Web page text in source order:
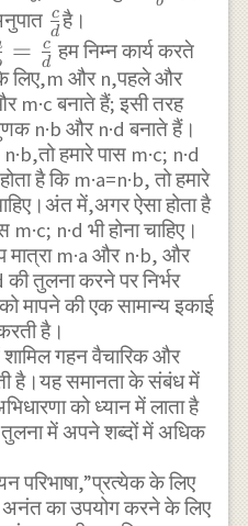
\frac{c}
{d}
d
c है।
= d
c हम निम्न कार्य करते
के लिए,m और n,पहले और
m·c बनाते हैं; इसी तरह
n·b और n·d बनाते हैं।
हमारे पास m·c; n·d
है कि m·a=n·b, तो हमारे
में,अगर ऐसा होता है
m·c; n·d भी होना चाहिए।
मात्रा m·a और n·b, और
की तुलना करने पर निर्भर
मापने की एक सामान्य इकाई
है।
शामिल गहन वैचारिक और
है।यह समानता के संबंध में
को ध्यान में लाता है
में अपने शब्दों में अधिक
परिभाषा,”प्रत्येक के लिए
का उपयोग करने के लिए